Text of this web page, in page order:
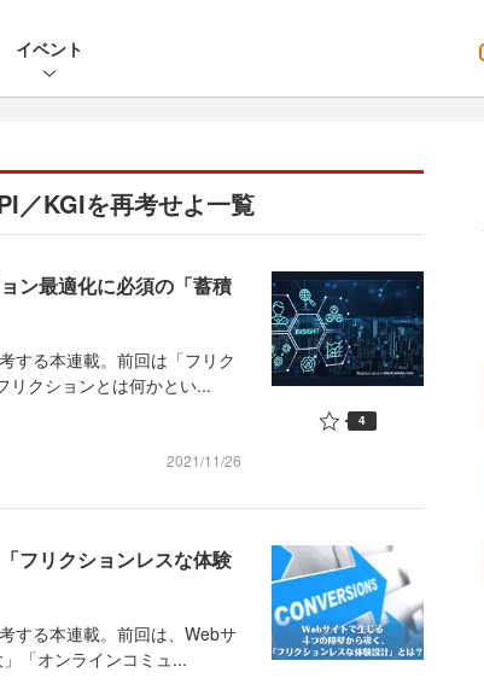
イベント
／KGIを再考せよ一覧
ン最適化に必須の「蓄積
する本連載。前回は「フリク
リクションとは何かとい...
2021/11/26
4
フリクションレスな体験
する本連載。前回は、Webサ
「オンラインコミュ...